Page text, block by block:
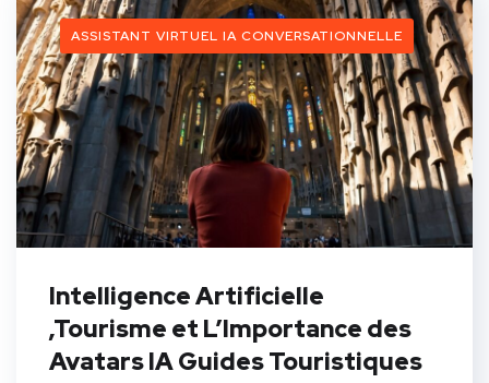
ASSISTANT VIRTUEL IA CONVERSATIONNELLE
Intelligence Artificielle
,Tourisme et L’Importance des
Avatars IA Guides Touristiques